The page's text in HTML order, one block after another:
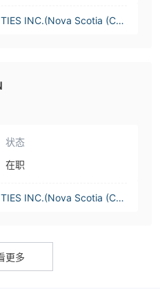
INC.(Nova Scotia (Can
状态
在职
INC.(Nova Scotia (Can
更多